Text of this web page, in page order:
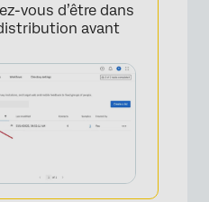
vous d’être dans
avant